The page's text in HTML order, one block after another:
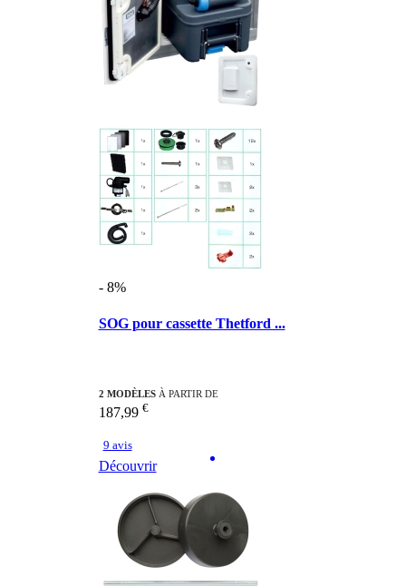
- 8%
SOG pour cassette Thetford ...
2 MODÈLESÀ PARTIR DE
187,99 €
9 avis
Découvrir